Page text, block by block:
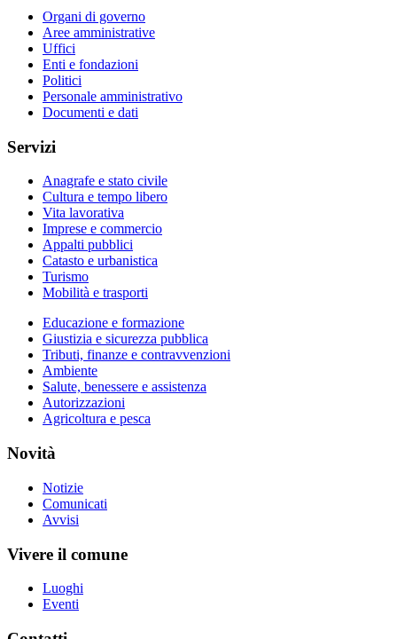
Organi di governo
Aree amministrative
Uffici
Enti e fondazioni
Politici
Personale amministrativo
Documenti e dati
Servizi
Anagrafe e stato civile
Cultura e tempo libero
Vita lavorativa
Imprese e commercio
Appalti pubblici
Catasto e urbanistica
Turismo
Mobilità e trasporti
Educazione e formazione
Giustizia e sicurezza pubblica
Tributi, finanze e contravvenzioni
Ambiente
Salute, benessere e assistenza
Autorizzazioni
Agricoltura e pesca
Novità
Notizie
Comunicati
Avvisi
Vivere il comune
Luoghi
Eventi